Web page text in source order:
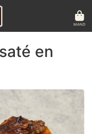
MAND
en